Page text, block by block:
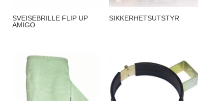
SVEISEBRILLE FLIP UP
AMIGO
SIKKERHETSUTSTYR